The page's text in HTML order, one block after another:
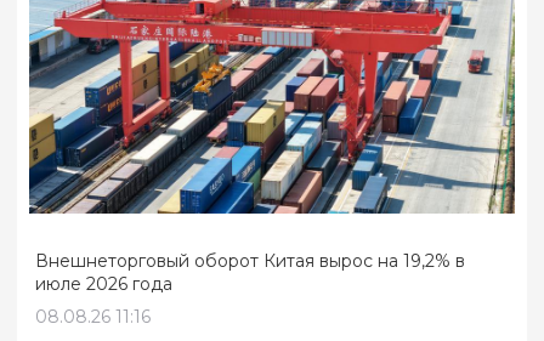
Внешнеторговый оборот Китая вырос на 19,2% в
июле 2026 года
08.08.26 11:16